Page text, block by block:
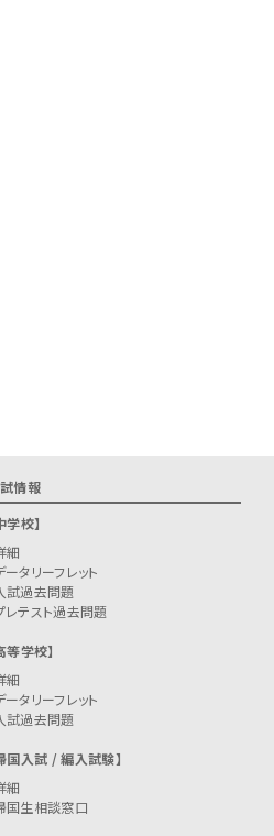
情報
学校
細
ータリーフレット
試過去問題
レテスト過去問題
等学校
細
ータリーフレット
試過去問題
国入試 / 編入試験
細
国生相談窓口